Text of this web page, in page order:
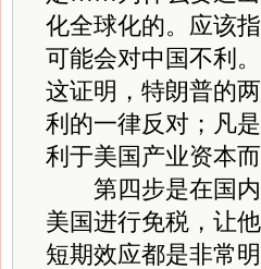
化全球化的。应该
可能会对中国不利
这证明，特朗普的
利的一律反对；凡
利于美国产业资本
第四步是在国内
美国进行免税，让
短期效应都是非常